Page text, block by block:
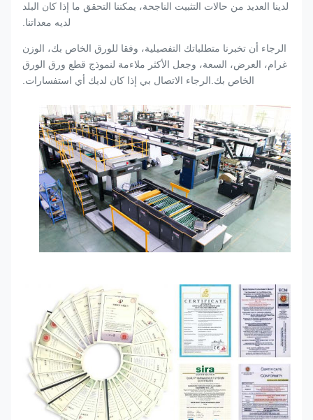
لدينا العديد من حالات التثبيت الناجحة، يمكننا التحقق ما إذا كان البلد
لديه معداتنا.
الرجاء أن تخبرنا متطلباتك التفصيلية، وفقا للورق الخاص بك، الوزن
غرام، العرض، السعة، وجعل الأكثر ملاءمة لنموذج قطع ورق الورق
الخاص بك.الرجاء الاتصال بي إذا كان لديك أي استفسارات.